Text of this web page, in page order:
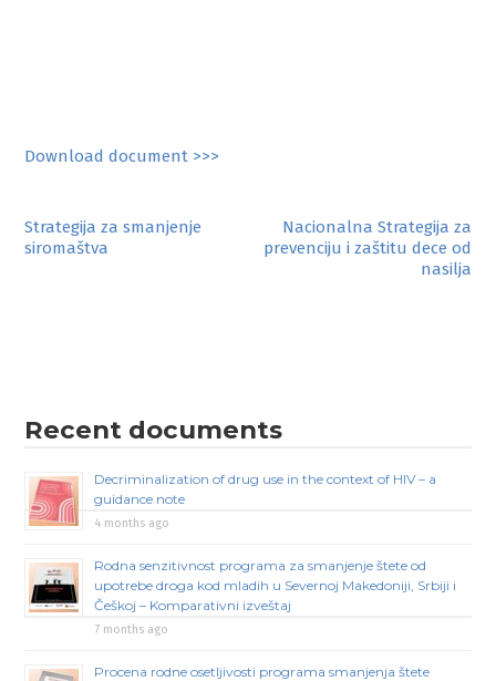
Download document >>>
Post
navigation
Strategija za smanjenje
siromaštva
Nacionalna Strategija za
prevenciju i zaštitu dece od
nasilja
Recent documents
Decriminalization of drug use in the context of HIV – a
guidance note
4 months ago
Rodna senzitivnost programa za smanjenje štete od
upotrebe droga kod mladih u Severnoj Makedoniji, Srbiji i
Češkoj – Komparativni izveštaj
7 months ago
Procena rodne osetljivosti programa smanjenja štete